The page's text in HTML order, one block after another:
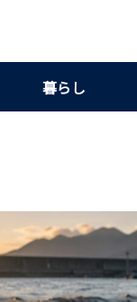
暮らし
部にあっても安
整理！